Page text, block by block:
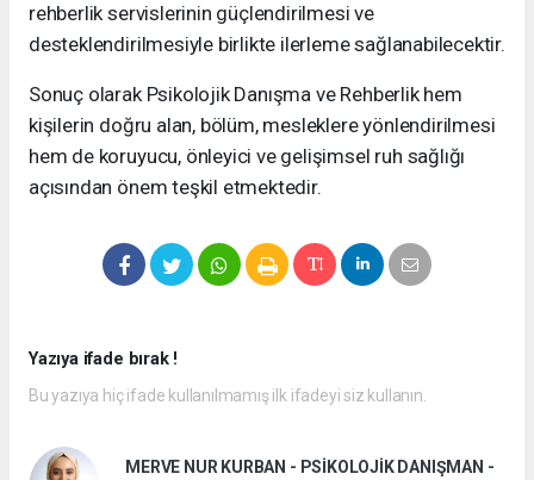
rehberlik servislerinin güçlendirilmesi ve
desteklendirilmesiyle birlikte ilerleme sağlanabilecektir.
Sonuç olarak Psikolojik Danışma ve Rehberlik hem
kişilerin doğru alan, bölüm, mesleklere yönlendirilmesi
hem de koruyucu, önleyici ve gelişimsel ruh sağlığı
açısından önem teşkil etmektedir.
Yazıya ifade bırak !
Bu yazıya hiç ifade kullanılmamış ilk ifadeyi siz kullanın.
MERVE NUR KURBAN - PSİKOLOJİK DANIŞMAN -